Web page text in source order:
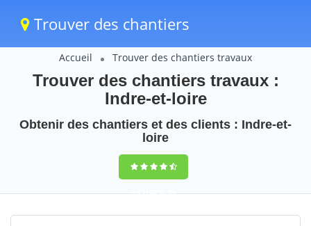
Trouver des chantiers
Accueil Trouver des chantiers travaux
Trouver des chantiers travaux :
Indre-et-loire
Obtenir des chantiers et des clients : Indre-et-
loire
9,5(100%)69
votes